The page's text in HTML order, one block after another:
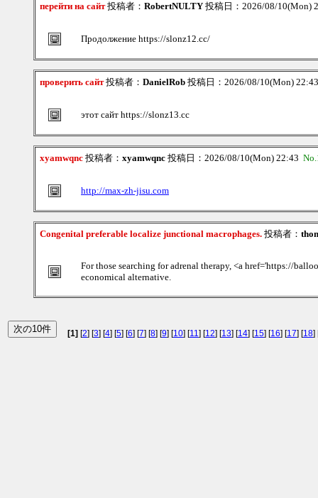
перейти на сайт投稿者： RobertNULTY 投稿日：2026/08/10(Mon)
Продолжение https://slonz12.cc/
проверить сайт投稿者： DanielRob 投稿日：2026/08/10(Mon)
этот сайт https://slonz13.cc
xyamwqnc 投稿者： xyamwqnc 投稿日：2026/08/10(Mon) 22:43
http://max-zh-jisu.com
Congenital preferable localize junctional macrophages. 投稿者：
For those searching for adrenal therapy, <a href='https://
economical alternative.
[1] [2] [3] [4] [5] [6] [7] [8] [9] [10] [11] [12] [13] [14] [15] [16] [17] [18]